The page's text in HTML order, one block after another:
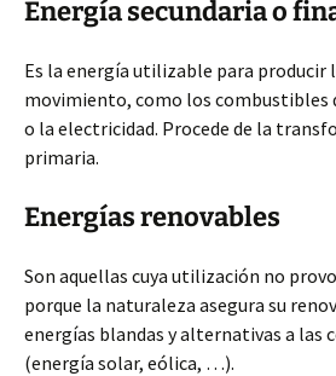
Energía secundaria o
Es la energía utilizable para producir
movimiento, como los combustibles
o la electricidad. Procede de la
primaria.
Energías renovables
Son aquellas cuya utilización no
porque la naturaleza asegura su
energías blandas y alternativas a las
(energía solar, eólica, …).